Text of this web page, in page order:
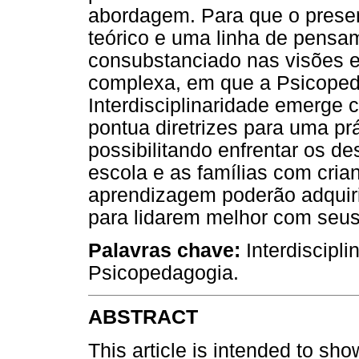
abordagem. Para que o
teórico e uma linha de
consubstanciado nas visões
complexa, em que a
Interdisciplinaridade emerge
pontua diretrizes para uma
possibilitando enfrentar os
escola e as famílias com
aprendizagem poderão
para lidarem melhor com
Palavras chave:
Psicopedagogia.
ABSTRACT
This article is intended to